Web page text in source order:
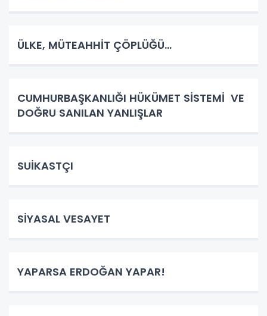
ÜLKE, MÜTEAHHİT ÇÖPLÜĞÜ…
CUMHURBAŞKANLIĞI HÜKÜMET SİSTEMİ VE
DOĞRU SANILAN YANLIŞLAR
SUİKASTÇI
SİYASAL VESAYET
YAPARSA ERDOĞAN YAPAR!